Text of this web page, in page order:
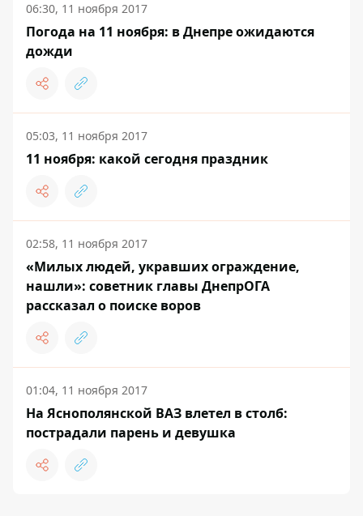
06:30, 11 ноября 2017
Погода на 11 ноября: в Днепре ожидаются
дожди
05:03, 11 ноября 2017
11 ноября: какой сегодня праздник
02:58, 11 ноября 2017
«Милых людей, укравших ограждение,
нашли»: советник главы ДнепрОГА
рассказал о поиске воров
01:04, 11 ноября 2017
На Яснополянской ВАЗ влетел в столб:
пострадали парень и девушка